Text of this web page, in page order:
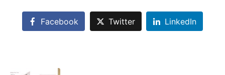
Facebook Twitter LinkedIn